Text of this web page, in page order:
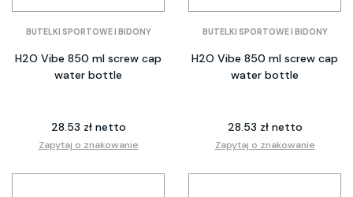
BUTELKI SPORTOWE I BIDONY
H2O Vibe 850 ml screw cap
water bottle
28.53 zł netto
Zapytaj o znakowanie
BUTELKI SPORTOWE I BIDONY
H2O Vibe 850 ml screw cap
water bottle
28.53 zł netto
Zapytaj o znakowanie